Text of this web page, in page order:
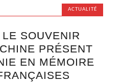
ACTUALITÉ
SOUVENIR
PRÉSENT
EN MÉMOIRE